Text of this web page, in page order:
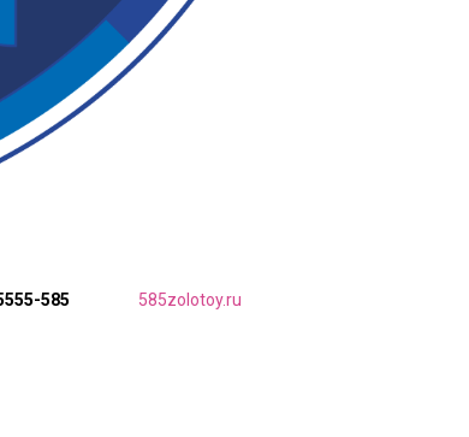
585 585zolotoy.ru